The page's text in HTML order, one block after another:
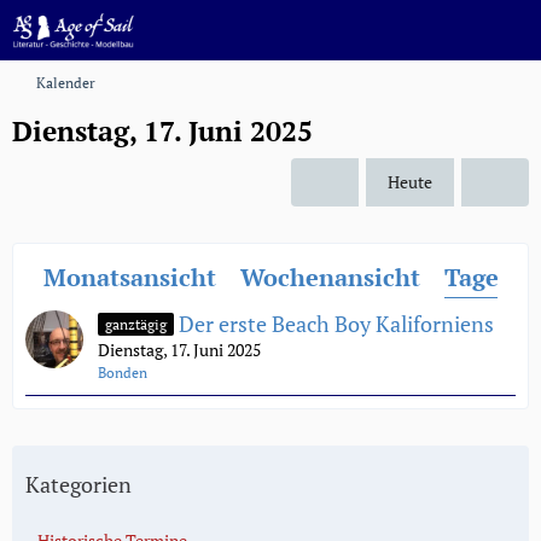
Kalender
Dienstag, 17. Juni 2025
Heute
Monatsansicht Wochenansicht
ganztägig Der erste Beach Boy Kaliforniens
Dienstag, 17. Juni 2025
Bonden
Kategorien